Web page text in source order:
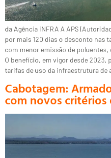
da Agência iNFRA A APS
por mais 120 dias o desconto nas
com menor emissão de poluentes,
O benefício, em vigor desde 2023,
tarifas de uso da infraestrutura
Cabotagem:
com novos